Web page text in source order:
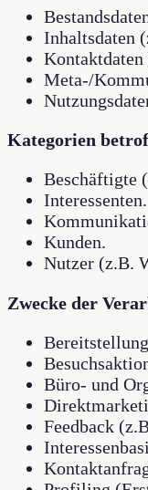
Inhaltsdaten
Meta-/
Kategorien
Beschäftigte
Interessenten.
Kunden.
Nutzer (z.B.
Zwecke der
Büro- und
Feedback